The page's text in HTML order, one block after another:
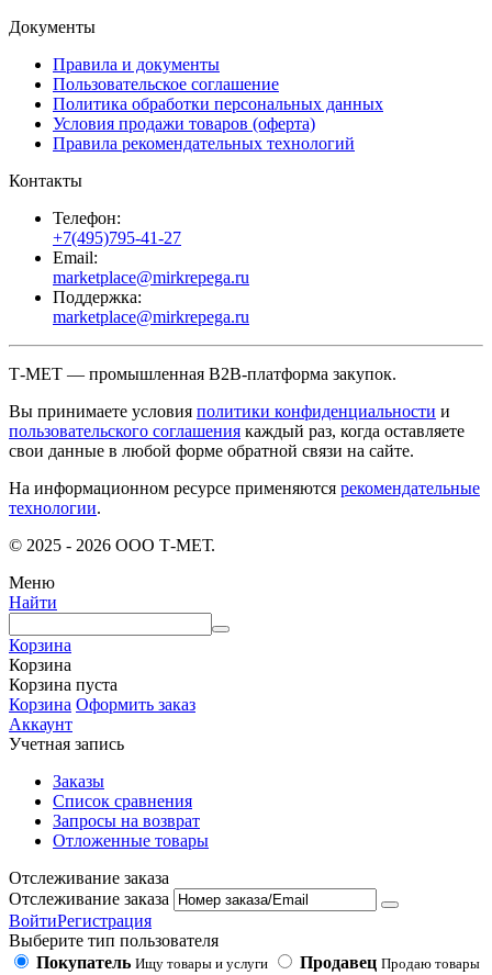
Документы
Правила и документы
Пользовательское соглашение
Политика обработки персональных данных
Условия продажи товаров (оферта)
Правила рекомендательных технологий
Контакты
Телефон:
+7(495)795-41-27
Email:
marketplace@mirkrepega.ru
Поддержка:
marketplace@mirkrepega.ru
Т-МЕТ — промышленная B2B-платформа закупок.
Вы принимаете условия политики конфиденциальности и
пользовательского соглашения каждый раз, когда оставляете
свои данные в любой форме обратной связи на сайте.
На информационном ресурсе применяются рекомендательные
технологии.
© 2025 - 2026 ООО Т-МЕТ.
Меню
Найти
Корзина
Корзина
Корзина пуста
Корзина Оформить заказ
Аккаунт
Учетная запись
Заказы
Список сравнения
Запросы на возврат
Отложенные товары
Отслеживание заказа
Отслеживание заказа
ВойтиРегистрация
Выберите тип пользователя
Покупатель Ищу товары и услуги Продавец Продаю товары